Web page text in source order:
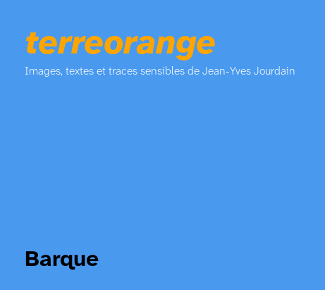
terreorange
Images, textes et traces sensibles de Jean-Yves Jourdain
Barque